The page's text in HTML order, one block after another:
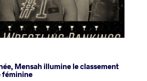
Mensah illumine le classement
féminine